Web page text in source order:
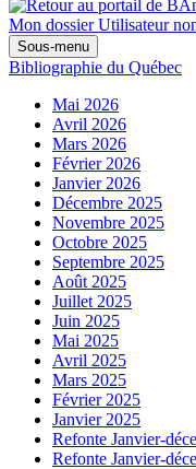
Mon dossier Utilisateur
Sous-menu
Bibliographie du Québec
Mai 2026
Avril 2026
Mars 2026
Février 2026
Janvier 2026
Décembre 2025
Novembre 2025
Octobre 2025
Septembre 2025
Août 2025
Juillet 2025
Juin 2025
Mai 2025
Avril 2025
Mars 2025
Février 2025
Janvier 2025
Refonte Janvier-
Refonte Janvier-